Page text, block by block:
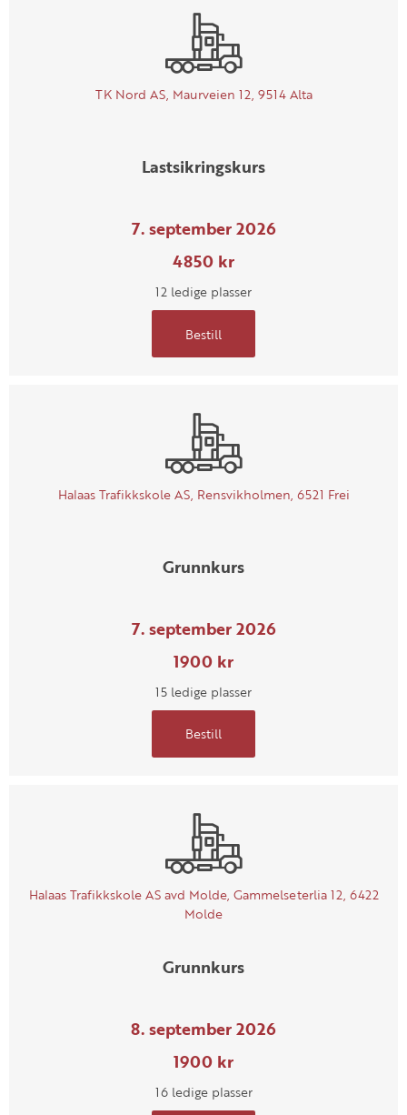
TK Nord AS, Maurveien 12, 9514 Alta
Lastsikringskurs
7. september 2026
4850 kr
12 ledige plasser
Bestill
Halaas Trafikkskole AS, Rensvikholmen, 6521 Frei
Grunnkurs
7. september 2026
1900 kr
15 ledige plasser
Bestill
Halaas Trafikkskole AS avd Molde, Gammelseterlia 12, 6422
Molde
Grunnkurs
8. september 2026
1900 kr
16 ledige plasser